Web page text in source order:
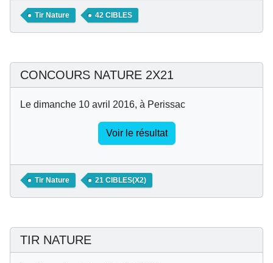
Tir Nature 42 CIBLES
CONCOURS NATURE 2X21
Le dimanche 10 avril 2016, à Perissac
Voir le résultat
Tir Nature 21 CIBLES(X2)
TIR NATURE